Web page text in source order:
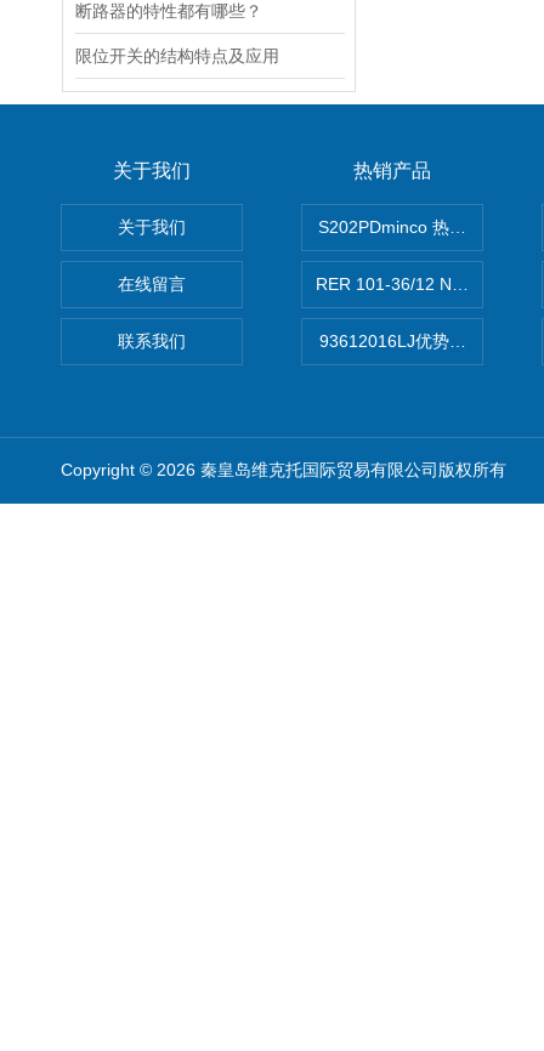
断路器的特性都有哪些？
限位开关的结构特点及应用
关于我们
关于我们
在线留言
联系我们
热销产品
S202PDminco 热电阻
RER 101-36/12 NHH离心
93612016LJ优势供应美国
Copyright © 2026 秦皇岛维克托国际贸易有限公司版权所有